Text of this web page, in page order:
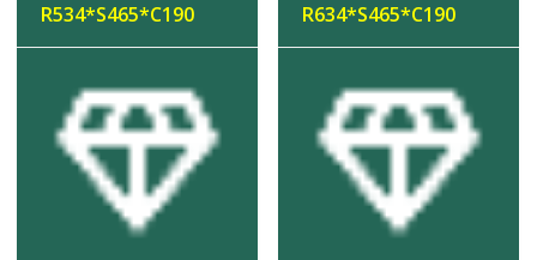
R534*S465*C190
R634*S465*C190